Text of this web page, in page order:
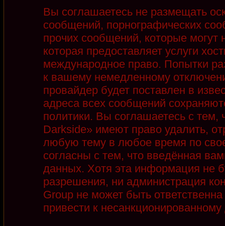
Вы соглашаетесь не размещать
сообщений, порнографических
прочих сообщений, которые
которая предоставляет услуги
международное право. Попытки
к вашему немедленному
провайдер будет поставлен в
адреса всех сообщений
политики. Вы соглашаетесь с
Darkside» имеют право удалить,
любую тему в любое время по
согласны с тем, что введённая
данных. Хотя эта информация не
разрешения, ни администрация
Group не может быть
привести к несанкционированному